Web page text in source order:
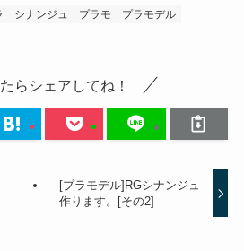
シナンジュ プラモ
プラモデル
らシェアしてね！
[プラモデル]RGシナンジュ
作ります。[その2]